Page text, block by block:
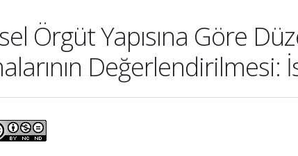
Örgüt Yapısına Göre